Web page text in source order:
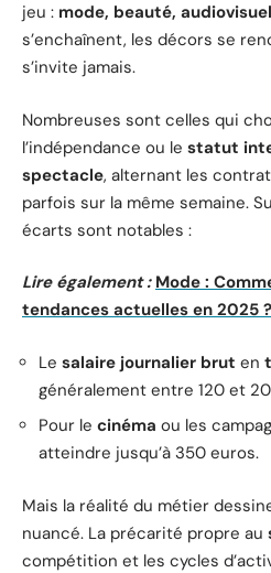
jeu : mode, beauté, audiovisuel
s’enchaînent, les décors se
s’invite jamais.
Nombreuses sont celles qui
l’indépendance ou le statut
spectacle, alternant les
parfois sur la même semaine.
écarts sont notables :
Lire également : Mode :
tendances actuelles en 2025 ?
Le salaire journalier brut en
généralement entre 120 et
Pour le cinéma ou les
atteindre jusqu’à 350 euros.
Mais la réalité du métier
nuancé. La précarité propre au
compétition et les cycles